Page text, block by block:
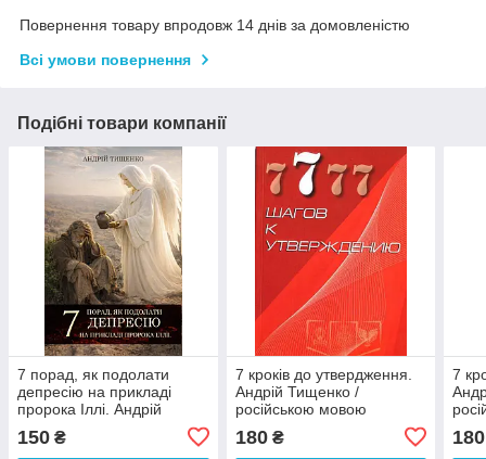
Повернення товару впродовж 14 днів за домовленістю
Всі умови повернення
Подібні товари компанії
7 порад, як подолати
депресію на прикладі
пророка Іллі. Андрій
150 ₴
7 кроків до утвердження.
Андрій Тищенко /
російською мовою
180₴
7
180